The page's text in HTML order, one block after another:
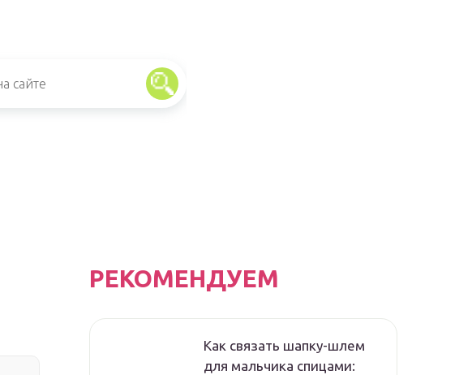
РЕКОМЕНДУЕМ
Как связать шапку-шлем
для мальчика спицами: